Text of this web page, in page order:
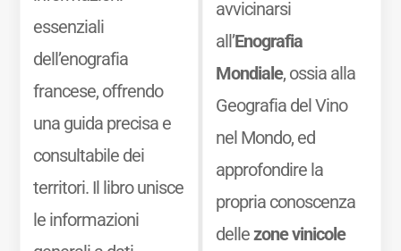
essenziali
dell’enografia
francese, offrendo
una guida precisa e
consultabile dei
territori. Il libro unisce
le informazioni
avvicinarsi
all’Enografia
Mondiale, ossia alla
Geografia del Vino
nel Mondo, ed
approfondire la
propria conoscenza
dellezone vinicole